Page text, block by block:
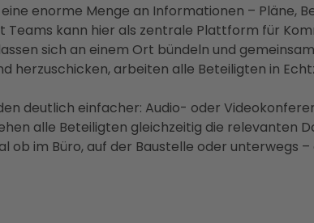
enorme Menge an Informationen – Pläne,
Teams kann hier als zentrale Plattform für
sich an einem Ort bündeln und
herzuschicken, arbeiten alle Beteiligten in
deutlich einfacher: Audio- oder
alle Beteiligten gleichzeitig die relevanten
ob im Büro, auf der Baustelle oder unterwegs